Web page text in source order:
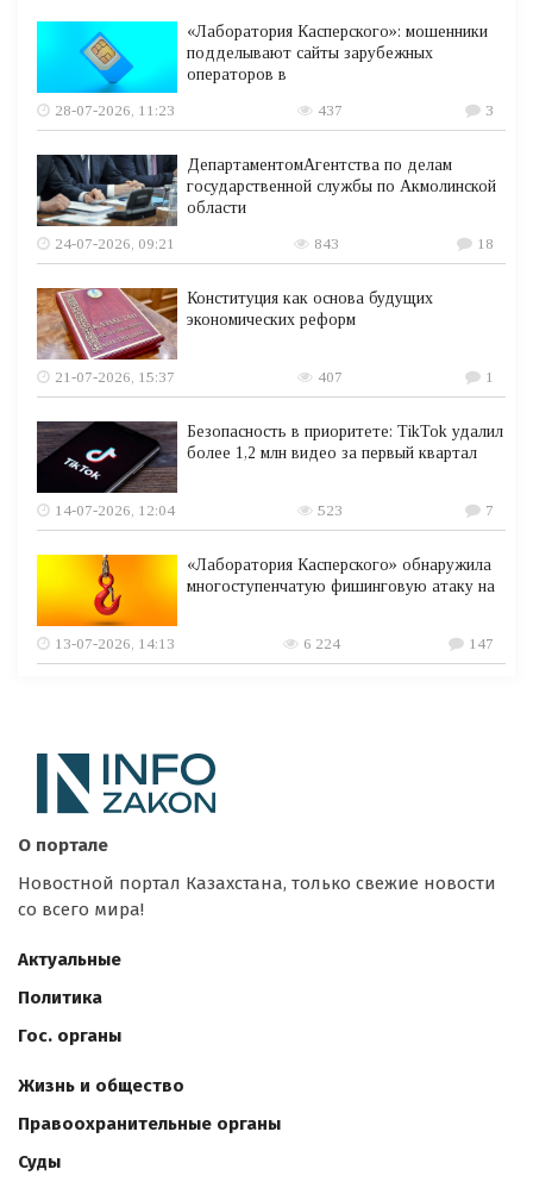
«Лаборатория Касперского»: мошенники
подделывают сайты зарубежных
операторов в
28-07-2026, 11:23
437 3
ДепартаментомАгентства по делам
государственной службы по Акмолинской
области
24-07-2026, 09:21
843 18
Конституция как основа будущих
экономических реформ
21-07-2026, 15:37 407 1
Безопасность в приоритете: TikTok удалил
более 1,2 млн видео за первый квартал
14-07-2026, 12:04 523 7
«Лаборатория Касперского» обнаружила
многоступенчатую фишинговую атаку на
13-07-2026, 14:13 6 224 147
О портале
Новостной портал Казахстана, только свежие новости
со всего мира!
Актуальные
Политика
Гос. органы
Жизнь и общество
Правоохранительные органы
Суды